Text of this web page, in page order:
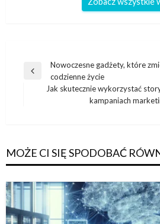
Nawigacja
wpisu
Poprzedni
Nowoczesne gadżety, które
codzienne życie
Jak skutecznie wykorzystać
kampaniach
MOŻE CI SIĘ SPODOBAĆ